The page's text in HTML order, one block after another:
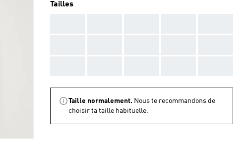
Tailles
Taille normalement. Nous te recommandons de
choisir ta taille habituelle.